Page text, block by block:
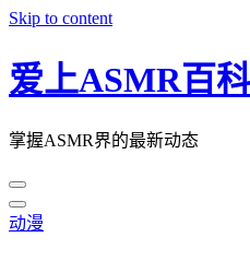
Skip to content
爱上ASMR百科
掌握ASMR界的最新动态
动漫